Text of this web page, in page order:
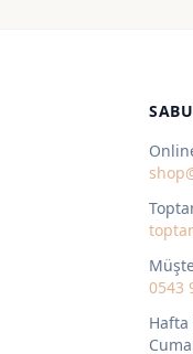
0543
Hafta